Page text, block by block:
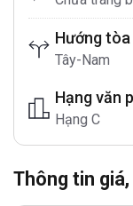
Hướng tòa
Tây-Nam
Hạng văn
Hạng C
Thông tin